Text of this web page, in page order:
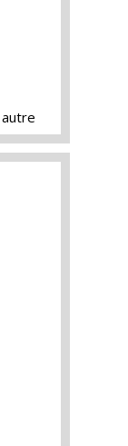
autre